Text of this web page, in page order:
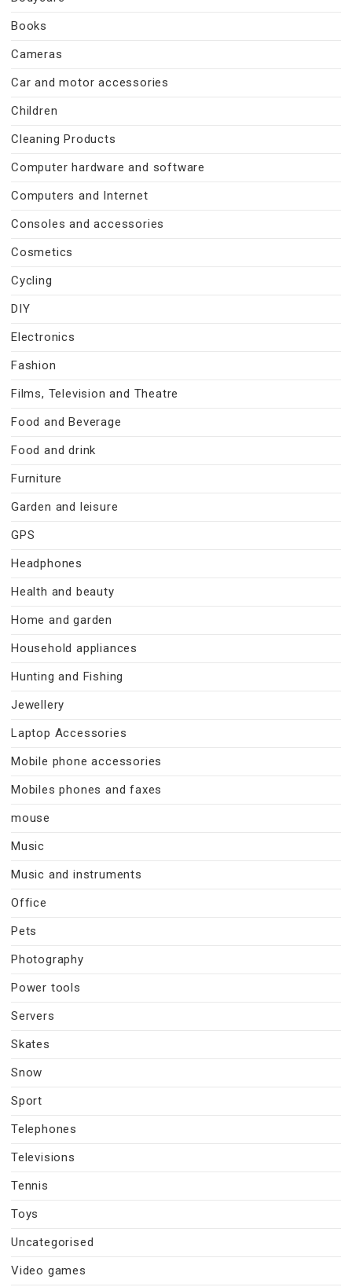
Books
Cameras
Car and motor accessories
Children
Cleaning Products
Computer hardware and software
Computers and Internet
Consoles and accessories
Cosmetics
Cycling
DIY
Electronics
Fashion
Films, Television and Theatre
Food and Beverage
Food and drink
Furniture
Garden and leisure
GPS
Headphones
Health and beauty
Home and garden
Household appliances
Hunting and Fishing
Jewellery
Laptop Accessories
Mobile phone accessories
Mobiles phones and faxes
mouse
Music
Music and instruments
Office
Pets
Photography
Power tools
Servers
Skates
Snow
Sport
Telephones
Televisions
Tennis
Toys
Uncategorised
Video games